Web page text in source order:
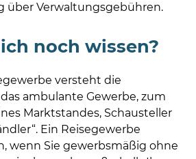
über Verwaltungsgebühren.
noch wissen?
versteht die
ambulante Gewerbe, zum
Marktstandes, Schausteller
Ein Reisegewerbe
wenn Sie gewerbsmäßig ohne